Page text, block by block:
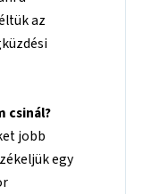
az
csinál?
jobb
egy